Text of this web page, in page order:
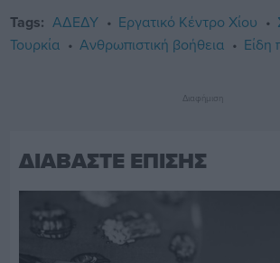
Tags: ΑΔΕΔΥ Εργατικό Κέντρο Χίου
Τουρκία
Ανθρωπιστική βοήθεια Είδη
Διαφήμιση
ΔΙΑΒΑΣΤΕ ΕΠΙΣΗΣ